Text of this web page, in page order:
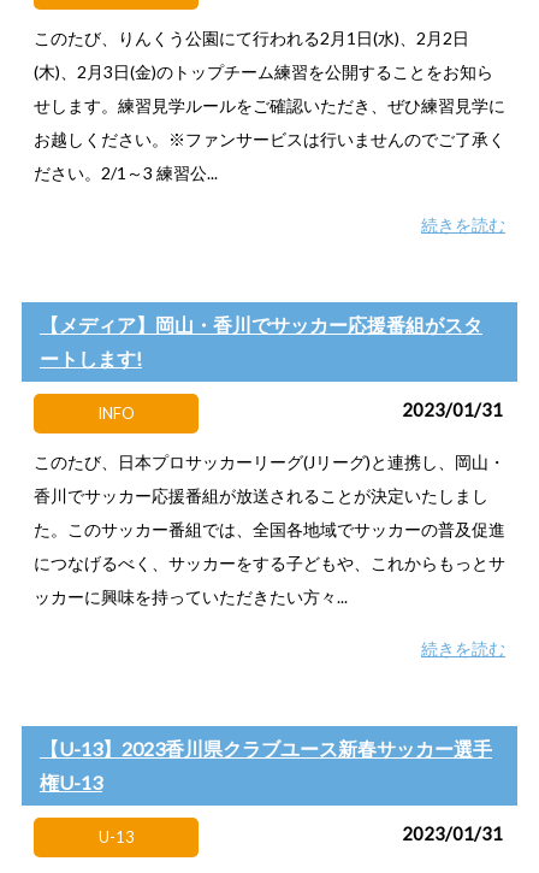
このたび、りんくう公園にて行われる2月1日(水)、2月2日
(木)、2月3日(金)のトップチーム練習を公開することをお知ら
せします。練習見学ルールをご確認いただき、ぜひ練習見学に
お越しください。※ファンサービスは行いませんのでご了承く
ださい。2/1～3 練習公...
続きを読む
【メディア】岡山・香川でサッカー応援番組がスタ
ートします!
INFO 2023/01/31
このたび、日本プロサッカーリーグ(Jリーグ)と連携し、岡山・
香川でサッカー応援番組が放送されることが決定いたしまし
た。このサッカー番組では、全国各地域でサッカーの普及促進
につなげるべく、サッカーをする子どもや、これからもっとサ
ッカーに興味を持っていただきたい方々...
続きを読む
【U-13】2023香川県クラブユース新春サッカー選手
権U-13
U-13 2023/01/31